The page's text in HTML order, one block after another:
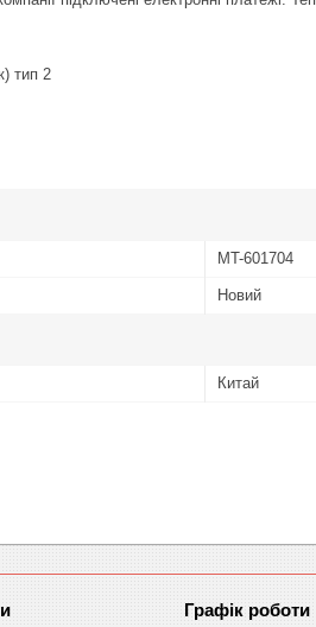
тип 2
MT-601704
Новий
Китай
Графік роботи